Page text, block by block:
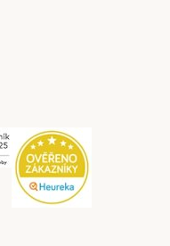
Security